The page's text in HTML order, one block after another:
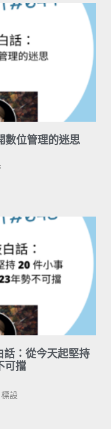
數位管理的迷思
話：從今天起堅持
可擋
設